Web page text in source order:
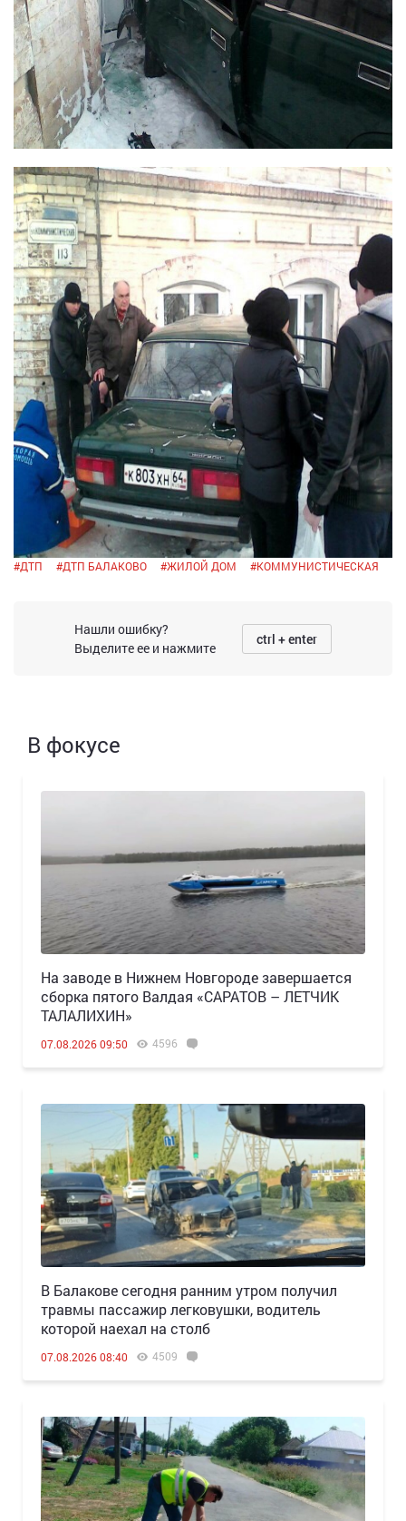
#ДТП #ДТП БАЛАКОВО #ЖИЛОЙ ДОМ #КОММУНИСТИЧЕСКАЯ
Нашли ошибку?
Выделите ее и нажмите
ctrl + enter
В фокусе
Н️а заводе в Нижнем Новгороде завершается
сборка пятого Валдая «САРАТОВ – ЛЕТЧИК
ТАЛАЛИХИН»
07.08.2026 09:50 4596
В Балакове сегодня ранним утром получил
травмы пассажир легковушки, водитель
которой наехал на столб
07.08.2026 08:40 4509